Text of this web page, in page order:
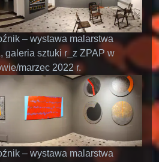
– wystawa malarstwa
galeria sztuki r_z ZPAP w
marzec 2022 r.
– wystawa malarstwa